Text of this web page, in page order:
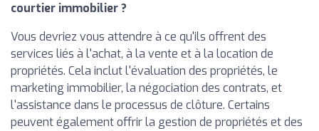
courtier immobilier ?
Vous devriez vous attendre à ce qu'ils offrent des
services liés à l'achat, à la vente et à la location de
propriétés. Cela inclut l'évaluation des propriétés, le
marketing immobilier, la négociation des contrats, et
l'assistance dans le processus de clôture. Certains
peuvent également offrir la gestion de propriétés et des